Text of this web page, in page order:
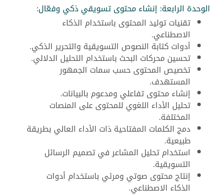
الوحدة الرابعة: إنشاء محتوى تسويقي ذكي وفعّال:
تقنيات توليد المحتوى باستخدام الذكاء
الاصطناعي.
أدوات كتابة النصوص التسويقية والتحرير الذكي.
تحسين محركات البحث باستخدام التحليل الدلالي.
تخصيص المحتوى حسب سمات الجمهور
المستهدف.
إنشاء محتوى تفاعلي ومدعوم بالبيانات.
تحليل الأداء اللغوي للمحتوى على المنصات
المختلفة.
دمج الكلمات المفتاحية ذات الأداء العالي بطريقة
طبيعية.
استخدام تحليل المشاعر في تصميم الرسائل
التسويقية.
إنتاج محتوى صوتي ومرئي باستخدام أدوات
الذكاء الاصطناعي.